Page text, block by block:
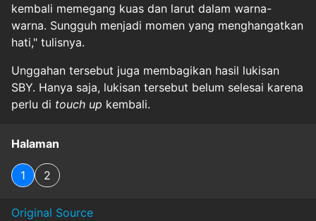
kembali memegang kuas dan larut dalam warna-
warna. Sungguh menjadi momen yang menghangatkan
hati," tulisnya.
Unggahan tersebut juga membagikan hasil lukisan
SBY. Hanya saja, lukisan tersebut belum selesai karena
perlu di touch up kembali.
Halaman
1 2
Original Source